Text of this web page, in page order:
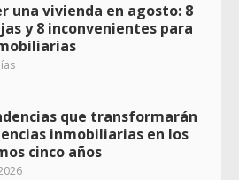
una vivienda en agosto: 8
y 8 inconvenientes para
que transformarán
inmobiliarias en los
cinco años